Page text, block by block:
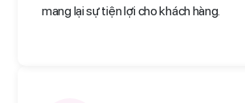
mang lại sự tiện lợi cho khách hàng.